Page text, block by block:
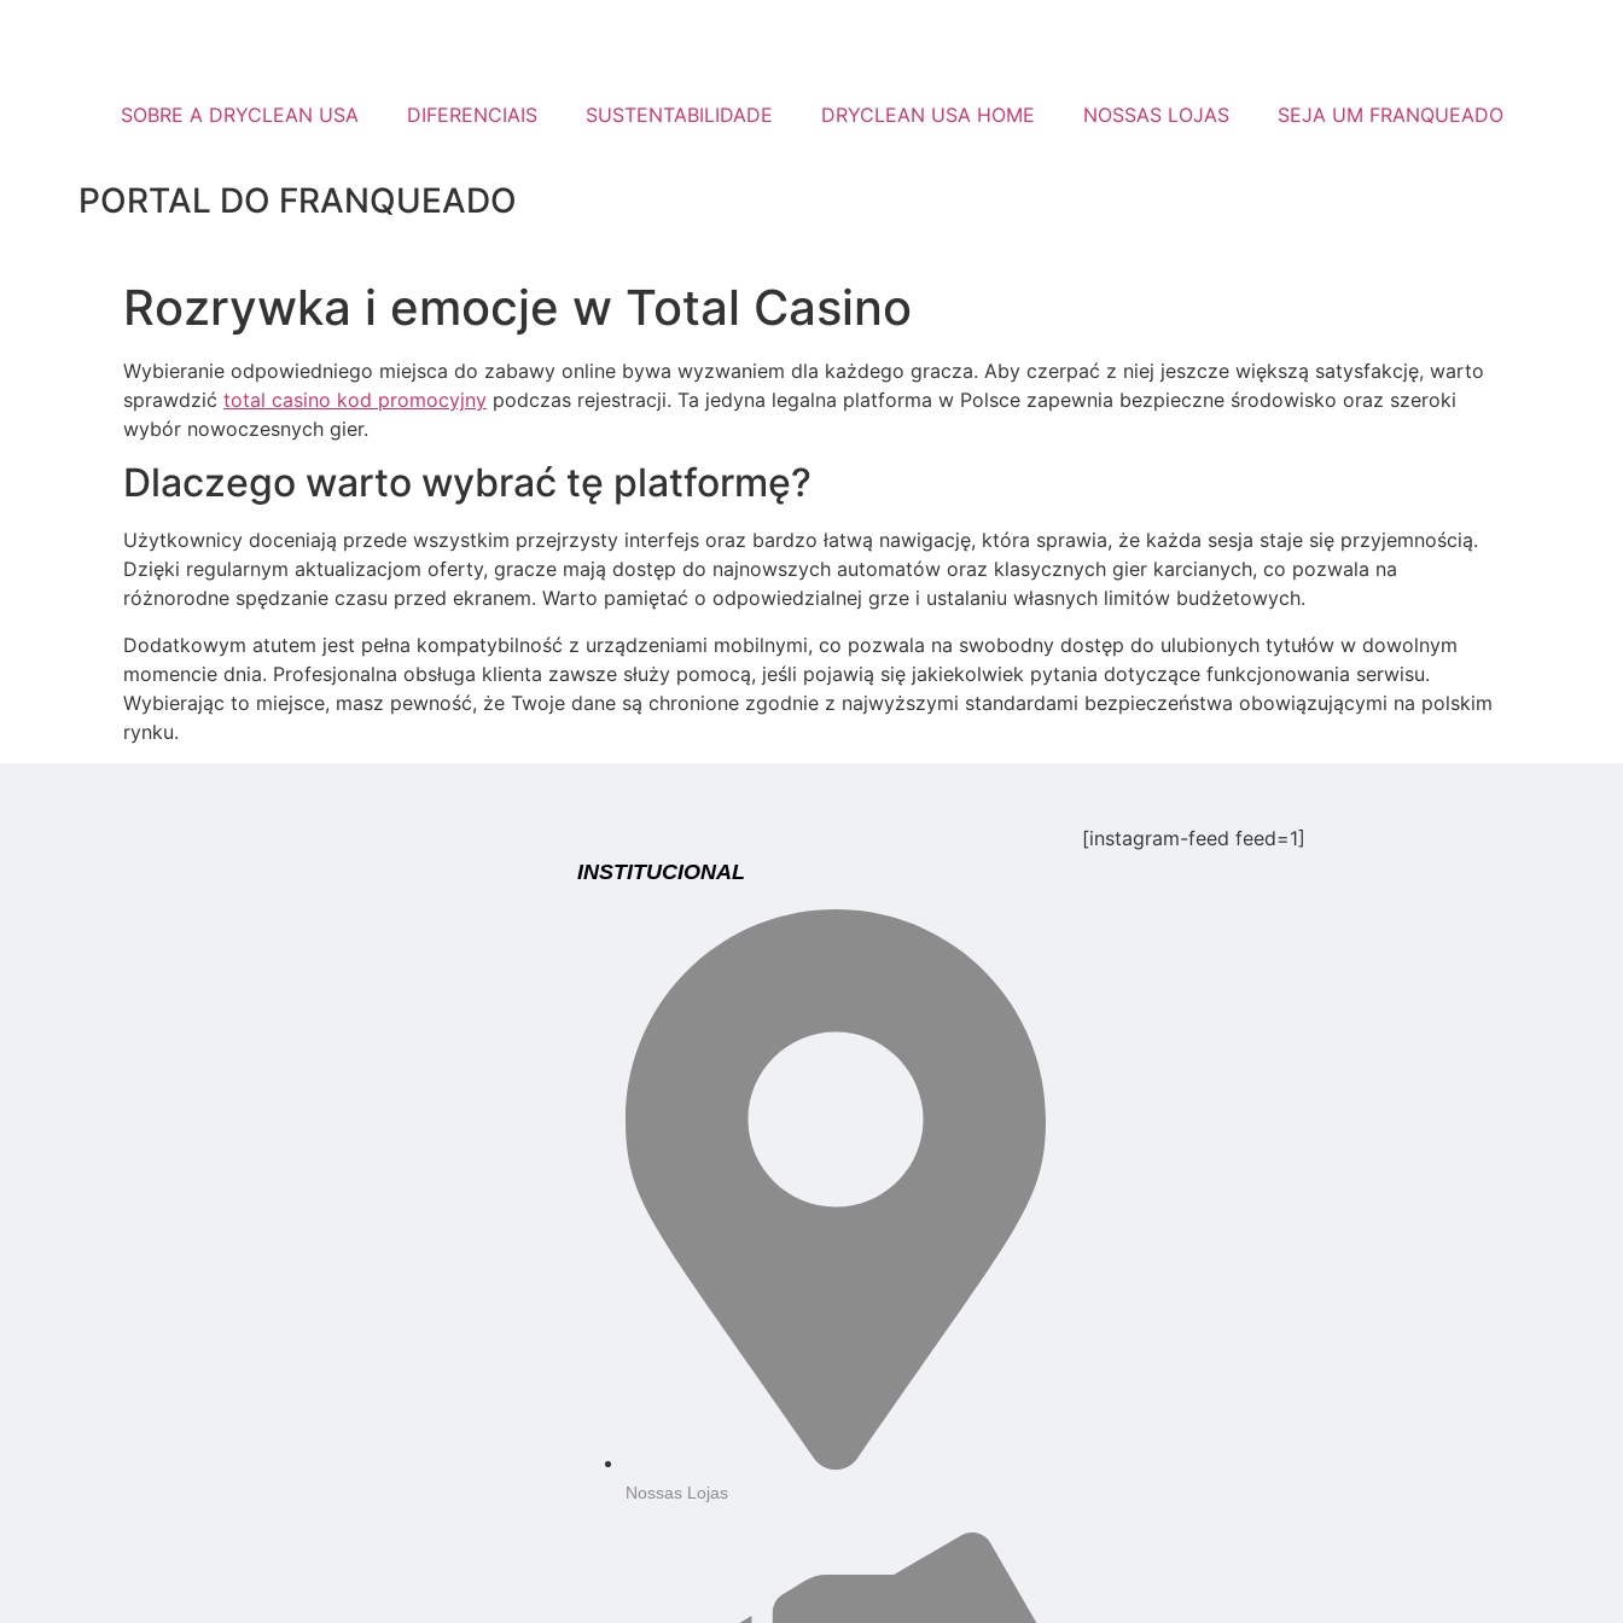
SOBRE A DRYCLEAN USA DIFERENCIAIS SUSTENTABILIDADE DRYCLEAN USA HOME NOSSAS LOJAS SEJA UM FRANQUEADO
PORTAL DO FRANQUEADO
Rozrywka i emocje w Total Casino
Wybieranie odpowiedniego miejsca do zabawy online bywa wyzwaniem dla każdego gracza. Aby czerpać z niej jeszcze większą satysfakcję, warto
sprawdzić total casino kod promocyjny podczas rejestracji. Ta jedyna legalna platforma w Polsce zapewnia bezpieczne środowisko oraz szeroki
wybór nowoczesnych gier.
Dlaczego warto wybrać tę platformę?
Użytkownicy doceniają przede wszystkim przejrzysty interfejs oraz bardzo łatwą nawigację, która sprawia, że każda sesja staje się przyjemnością.
Dzięki regularnym aktualizacjom oferty, gracze mają dostęp do najnowszych automatów oraz klasycznych gier karcianych, co pozwala na
różnorodne spędzanie czasu przed ekranem. Warto pamiętać o odpowiedzialnej grze i ustalaniu własnych limitów budżetowych.
Dodatkowym atutem jest pełna kompatybilność z urządzeniami mobilnymi, co pozwala na swobodny dostęp do ulubionych tytułów w dowolnym
momencie dnia. Profesjonalna obsługa klienta zawsze służy pomocą, jeśli pojawią się jakiekolwiek pytania dotyczące funkcjonowania serwisu.
Wybierając to miejsce, masz pewność, że Twoje dane są chronione zgodnie z najwyższymi standardami bezpieczeństwa obowiązującymi na polskim
rynku.
INSTITUCIONAL
Nossas Lojas
[instagram-feed feed=1]